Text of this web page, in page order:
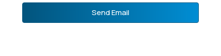
Send Email